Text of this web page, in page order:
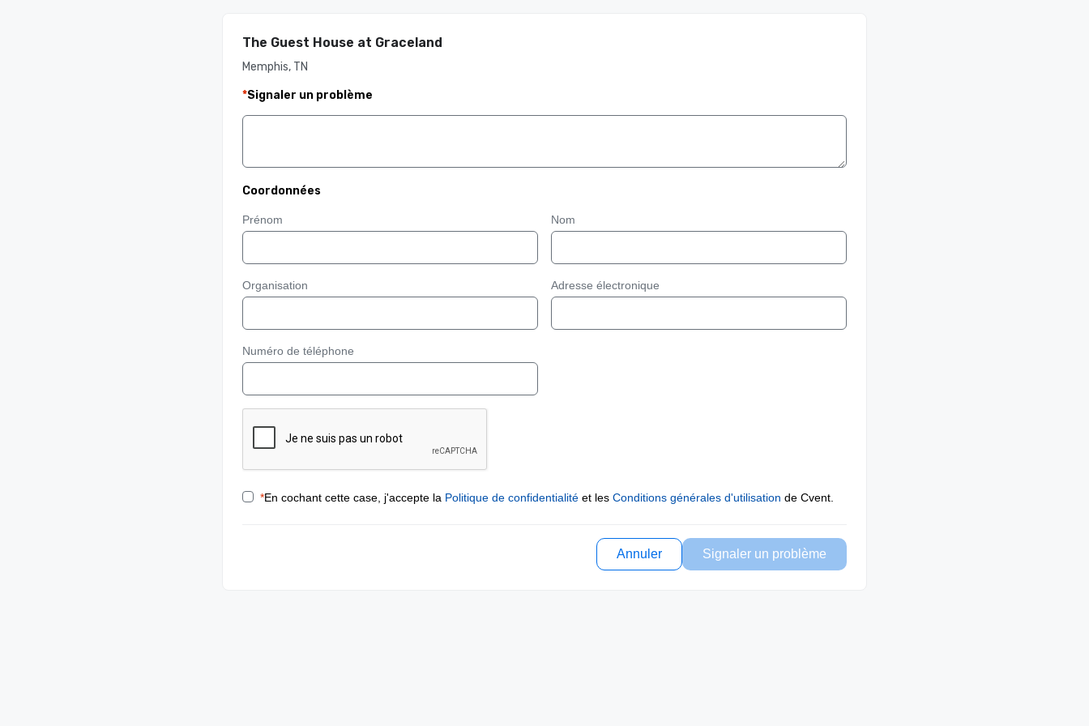
The Guest House at Graceland
Memphis, TN
*Signaler un problème
Coordonnées
Prénom Nom
Organisation Adresse électronique
Numéro de téléphone
*En cochant cette case, j'accepte la Politique de confidentialité et les Conditions générales d'utilisation de Cvent.
Annuler Signaler un problème